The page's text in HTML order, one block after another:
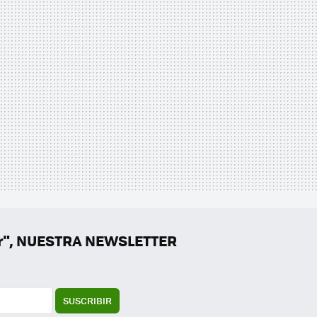
NEWSLETTER
SUSCRIBIR